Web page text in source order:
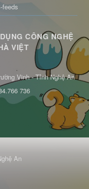
feeds
CÔNG NGHỆ
VIỆT
Vinh - Tỉnh Nghệ An
736
An